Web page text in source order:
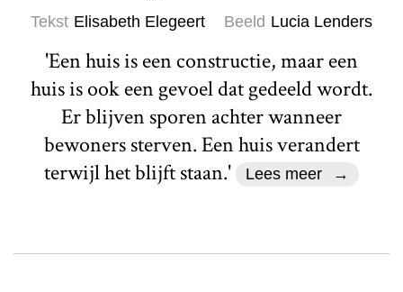
Tekst Elisabeth Elegeert Beeld Lucia Lenders
'Een huis is een constructie, maar een
huis is ook een gevoel dat gedeeld wordt.
Er blijven sporen achter wanneer
bewoners sterven. Een huis verandert
terwijl het blijft staan.'
Lees meer